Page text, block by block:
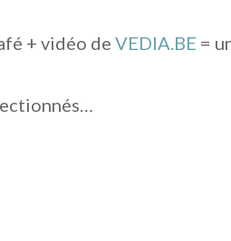
+ vidéo deVEDIA.BE =